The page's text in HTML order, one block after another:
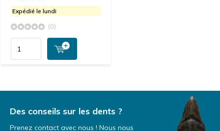
Expédié le lundi
(0)
Des conseils sur les dents ?
Prenez contact avec nous ! Nous nous